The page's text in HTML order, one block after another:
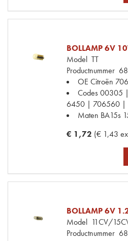
BOLLAMP 6V
Model TT
Productnummer
OE Citroën
Codes00305
6450 | 706560 |
Maten BA15s
€ 1,72 (€ 1,43
BOLLAMP 6V
Model 11CV/
Productnummer